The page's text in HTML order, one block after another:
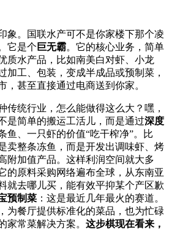
象。国联水产可不是你家楼下那个凌
它是个 巨无霸。它的核心业务，简单
质水产品，比如南美白对虾、小龙
加工、包装，变成半成品或预制菜，
，甚至直接通过电商送到你家。
传统行业，怎么能做得这么大？嘿，
是简单的搬运工活儿，而是通过深度
鱼、一只虾的价值“吃干榨净”。比
卖整条冻鱼，而是开发出调味虾、烤
附加值产品。这样利润空间就大多
的原料采购网络遍布全球，从东南亚
就去哪儿买，能有效平抑某个产区歉
预制菜 ：这是最近几年最火的赛道。
为餐厅提供标准化的菜品，也为忙碌
家常菜解决方案。 这步棋现在看来，